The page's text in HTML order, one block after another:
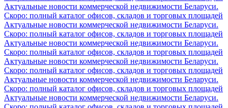
Актуальные новости коммерческой недвижимости Беларуси.
Скоро: полный каталог офисов, складов и торговых площадей
Актуальные новости коммерческой недвижимости Беларуси.
Скоро: полный каталог офисов, складов и торговых площадей
Актуальные новости коммерческой недвижимости Беларуси.
Скоро: полный каталог офисов, складов и торговых площадей
Актуальные новости коммерческой недвижимости Беларуси.
Скоро: полный каталог офисов, складов и торговых площадей
Актуальные новости коммерческой недвижимости Беларуси.
Скоро: полный каталог офисов, складов и торговых площадей
Актуальные новости коммерческой недвижимости Беларуси.